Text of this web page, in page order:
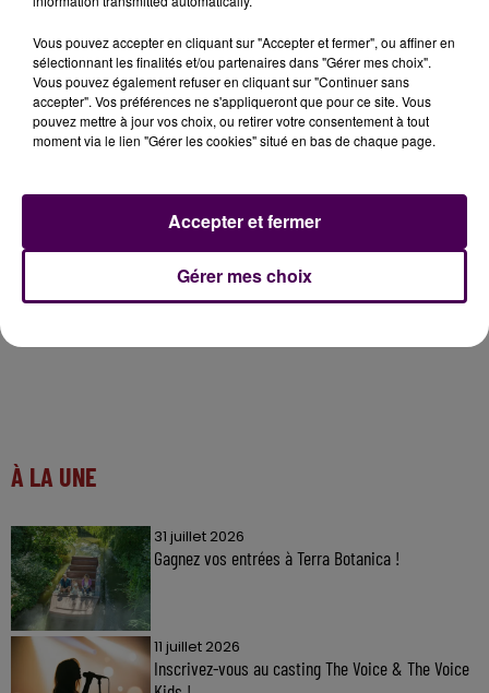
Où ?A la Fabrique Normant à Romorantin-Lanthenay
6 euros l’entrée, gratuit pour les moins de 10 ans
Ecoutez notre interview de Jean-Michel Charpentier
À LA UNE
31 juillet 2026
Gagnez vos entrées à Terra Botanica !
11 juillet 2026
Inscrivez-vous au casting The Voice & The Voice
Vous pouvez accepter en cliquant sur "Accepter et fermer", ou affiner en
sélectionnant les finalités et/ou partenaires dans "Gérer mes choix".
Vous pouvez également refuser en cliquant sur "Continuer sans
accepter". Vos préférences ne s'appliqueront que pour ce site. Vous
pouvez mettre à jour vos choix, ou retirer votre consentement à tout
moment via le lien "Gérer les cookies" situé en bas de chaque page.
Gérer mes choix
Accepter et fermer